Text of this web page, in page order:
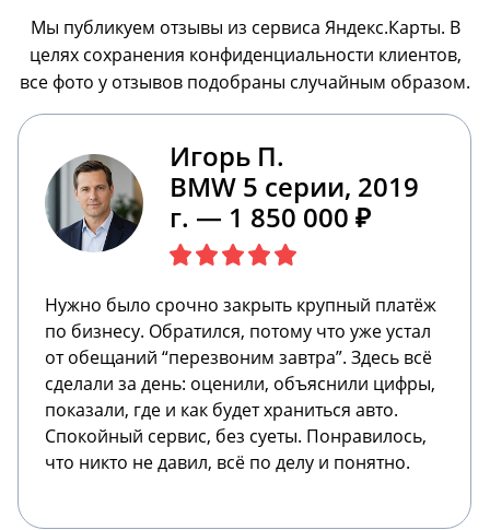
Мы публикуем отзывы из сервиса Яндекс.Карты. В
целях сохранения конфиденциальности клиентов,
все фото у отзывов подобраны случайным образом.
Игорь П.
BMW 5 серии, 2019
г. — 1 850 000 ₽
Нужно было срочно закрыть крупный платёж
по бизнесу. Обратился, потому что уже устал
от обещаний “перезвоним завтра”. Здесь всё
сделали за день: оценили, объяснили цифры,
показали, где и как будет храниться авто.
Спокойный сервис, без суеты. Понравилось,
что никто не давил, всё по делу и понятно.